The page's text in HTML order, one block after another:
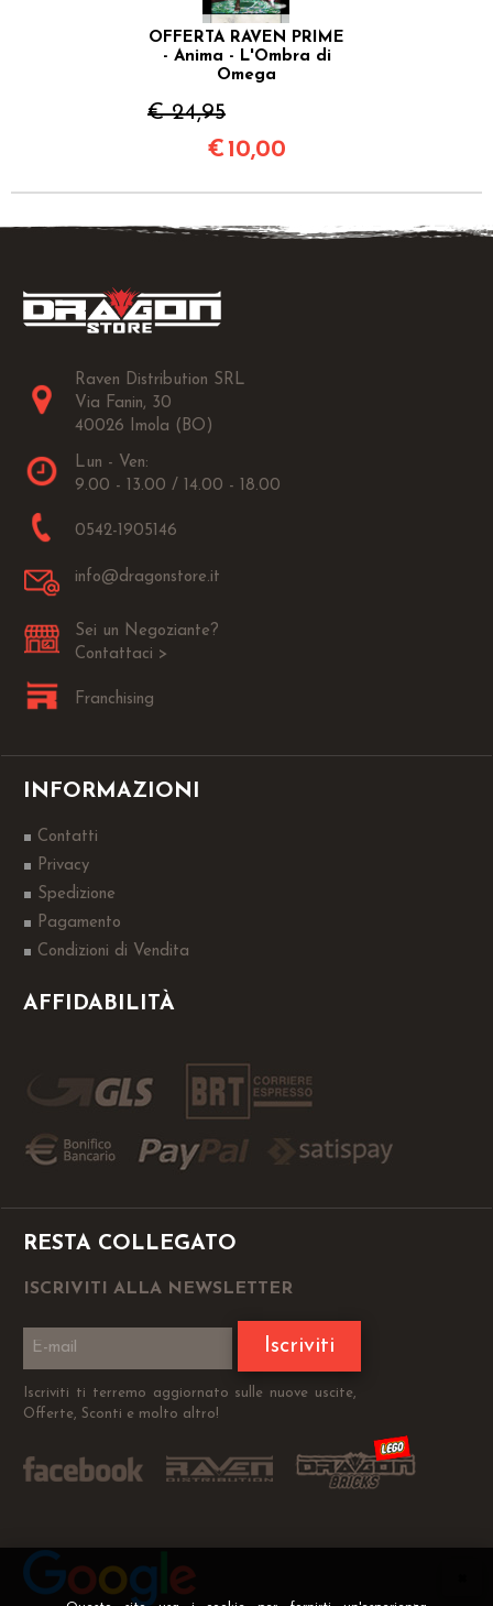
OFFERTA RAVEN PRIME
- Anima - L'Ombra di
Omega
€ 24,95
€ 10,00
Raven Distribution SRL
Via Fanin, 30
40026 Imola (BO)
Lun - Ven:
9.00 - 13.00 / 14.00 - 18.00
0542-1905146
info@dragonstore.it
Sei un Negoziante?
Contattaci >
Franchising
INFORMAZIONI
Contatti
Privacy
Spedizione
Pagamento
Condizioni di Vendita
AFFIDABILITÀ
RESTA COLLEGATO
ISCRIVITI ALLA NEWSLETTER
Iscriviti
Iscriviti ti terremo aggiornato sulle nuove uscite,
Offerte, Sconti e molto altro!